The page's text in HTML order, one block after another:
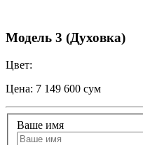
Модель 3 (Духовка)
Цвет:
Цена: 7 149 600 сум
Ваше имя